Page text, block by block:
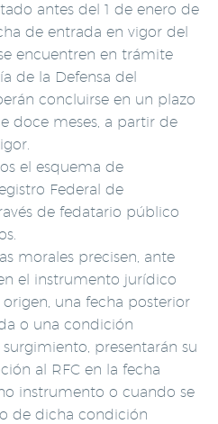
antes del 1 de enero de
de entrada en vigor del
encuentren en trámite
de la Defensa del
concluirse en un plazo
doce meses, a partir de
el esquema de
Federal de
de fedatario público
morales precisen, ante
el instrumento jurídico
una fecha posterior
o una condición
surgimiento, presentarán su
al RFC en la fecha
instrumento o cuando se
de dicha condición